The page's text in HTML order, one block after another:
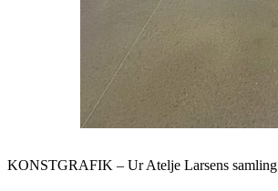
KONSTGRAFIK – Ur Atelje Larsens samling